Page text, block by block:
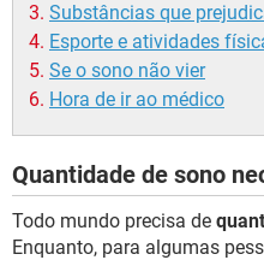
Substâncias que
Esporte e atividades
Se o sono não vier
Hora de ir ao médico
Quantidade de sono
Todo mundo precisa de
Enquanto, para algumas